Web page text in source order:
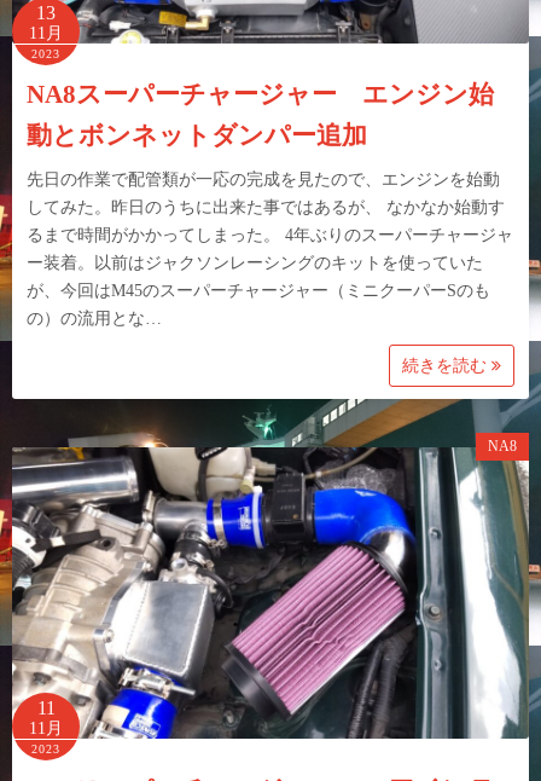
13
11月
2023
NA8スーパーチャージャー エンジン始
動とボンネットダンパー追加
先日の作業で配管類が一応の完成を見たので、エンジンを始動
してみた。昨日のうちに出来た事ではあるが、 なかなか始動す
るまで時間がかかってしまった。 4年ぶりのスーパーチャージャ
ー装着。以前はジャクソンレーシングのキットを使っていた
が、今回はM45のスーパーチャージャー（ミニクーパーSのも
の）の流用とな…
続きを読む
NA8
11
11月
2023